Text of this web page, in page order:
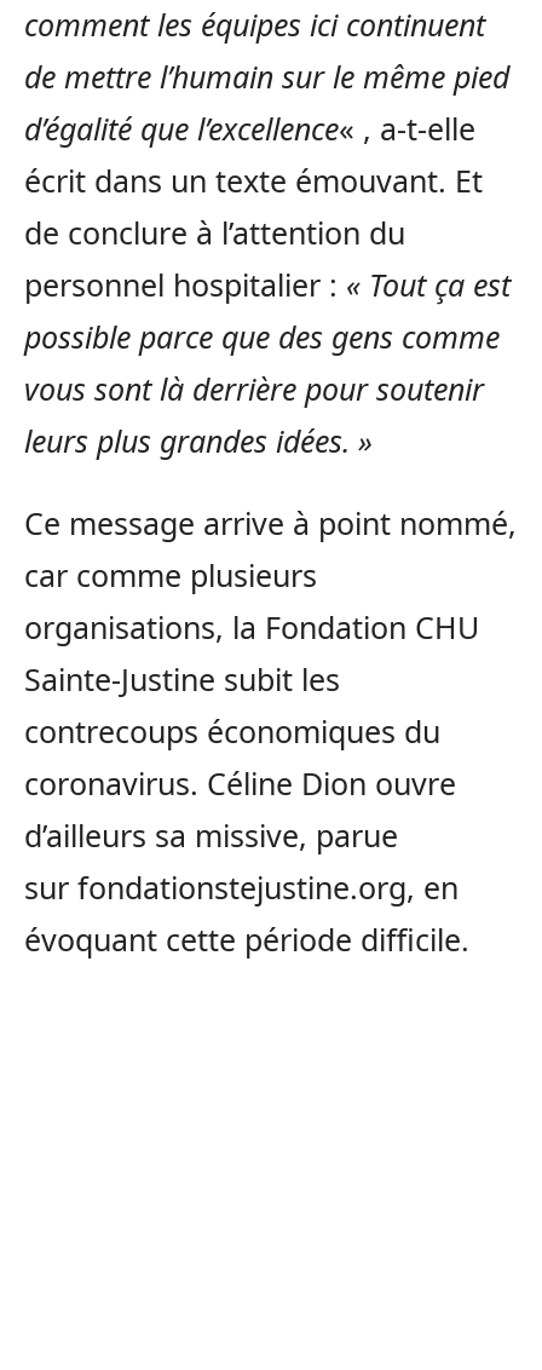
comment les équipes ici continuent
de mettre l’humain sur le même pied
d’égalité que l’excellence« , a-t-elle
écrit dans un texte émouvant. Et
de conclure à l’attention du
personnel hospitalier : « Tout ça est
possible parce que des gens comme
vous sont là derrière pour soutenir
leurs plus grandes idées. »
Ce message arrive à point nommé,
car comme plusieurs
organisations, la Fondation CHU
Sainte-Justine subit les
contrecoups économiques du
coronavirus. Céline Dion ouvre
d’ailleurs sa missive, parue
sur fondationstejustine.org, en
évoquant cette période difficile.